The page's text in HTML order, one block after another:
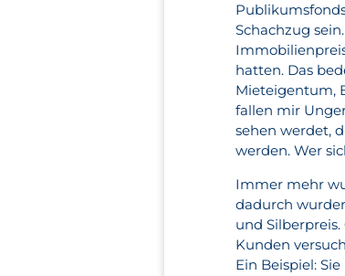
Schachzug
hatten. Das
Mieteigentum,
fallen mir
sehen werdet,
werden. Wer
Immer mehr
dadurch
und
Kunden
Ein Beispiel: